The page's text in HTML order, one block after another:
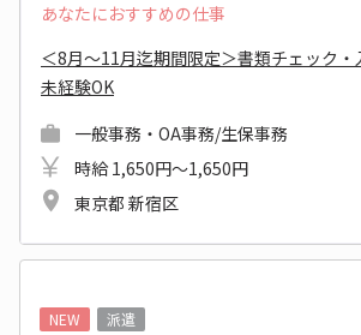
あなたにおすすめの仕事
＜8月～11月迄期間限定＞書類チェック
未経験OK
一般事務・OA事務/生保事務
時給 1,650円～1,650円
東京都 新宿区
NEW
派遣